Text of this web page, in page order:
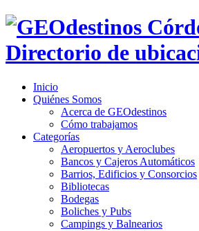
Inicio
Quiénes Somos
Acerca de GEOdestinos
Cómo trabajamos
Categorías
Aeropuertos y Aeroclubes
Bancos y Cajeros Automáticos
Barrios, Edificios y Consorcios
Bibliotecas
Bodegas
Boliches y Pubs
Campings y Balnearios